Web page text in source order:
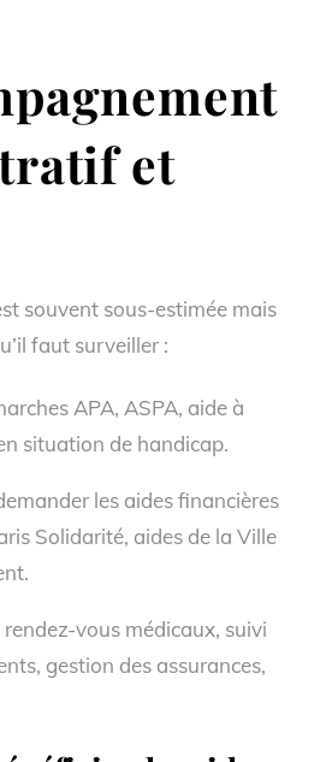
et
souvent sous-estimée mais
faut surveiller :
APA, ASPA, aide à
situation de handicap.
les aides financières
Solidarité, aides de la Ville
vous médicaux, suivi
gestion des assurances,